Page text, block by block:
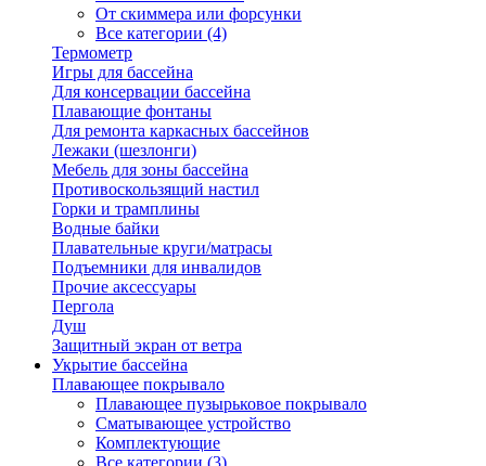
От скиммера или форсунки
Все категории (4)
Термометр
Игры для бассейна
Для консервации бассейна
Плавающие фонтаны
Для ремонта каркасных бассейнов
Лежаки (шезлонги)
Мебель для зоны бассейна
Противоскользящий настил
Горки и трамплины
Водные байки
Плавательные круги/матрасы
Подъемники для инвалидов
Прочие аксессуары
Пергола
Душ
Защитный экран от ветра
Укрытие бассейна
Плавающее покрывало
Плавающее пузырьковое покрывало
Сматывающее устройство
Комплектующие
Все категории (3)